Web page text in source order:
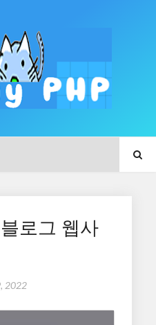
로그 웹사
2022